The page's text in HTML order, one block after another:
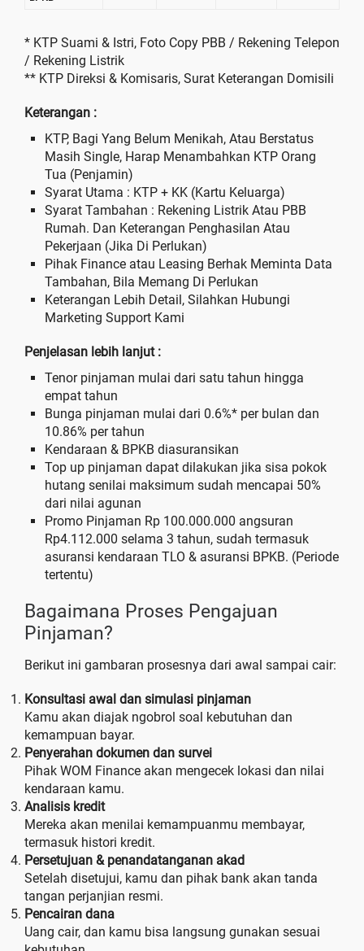
* KTP Suami & Istri, Foto Copy PBB / Rekening Telepon
/ Rekening Listrik
** KTP Direksi & Komisaris, Surat Keterangan Domisili
Keterangan :
KTP, Bagi Yang Belum Menikah, Atau Berstatus
Masih Single, Harap Menambahkan KTP Orang
Tua (Penjamin)
Syarat Utama : KTP + KK (Kartu Keluarga)
Syarat Tambahan : Rekening Listrik Atau PBB
Rumah. Dan Keterangan Penghasilan Atau
Pekerjaan (Jika Di Perlukan)
Pihak Finance atau Leasing Berhak Meminta Data
Tambahan, Bila Memang Di Perlukan
Keterangan Lebih Detail, Silahkan Hubungi
Marketing Support Kami
Penjelasan lebih lanjut :
Tenor pinjaman mulai dari satu tahun hingga
empat tahun
Bunga pinjaman mulai dari 0.6%* per bulan dan
10.86% per tahun
Kendaraan & BPKB diasuransikan
Top up pinjaman dapat dilakukan jika sisa pokok
hutang senilai maksimum sudah mencapai 50%
dari nilai agunan
Promo Pinjaman Rp 100.000.000 angsuran
Rp4.112.000 selama 3 tahun, sudah termasuk
asuransi kendaraan TLO & asuransi BPKB. (Periode
tertentu)
Bagaimana Proses Pengajuan
Pinjaman?
Berikut ini gambaran prosesnya dari awal sampai cair:
Konsultasi awal dan simulasi pinjaman
Kamu akan diajak ngobrol soal kebutuhan dan
kemampuan bayar.
Penyerahan dokumen dan survei
Pihak WOM Finance akan mengecek lokasi dan nilai
kendaraan kamu.
Analisis kredit
Mereka akan menilai kemampuanmu membayar,
termasuk histori kredit.
Persetujuan & penandatanganan akad
Setelah disetujui, kamu dan pihak bank akan tanda
tangan perjanjian resmi.
Pencairan dana
Uang cair, dan kamu bisa langsung gunakan sesuai